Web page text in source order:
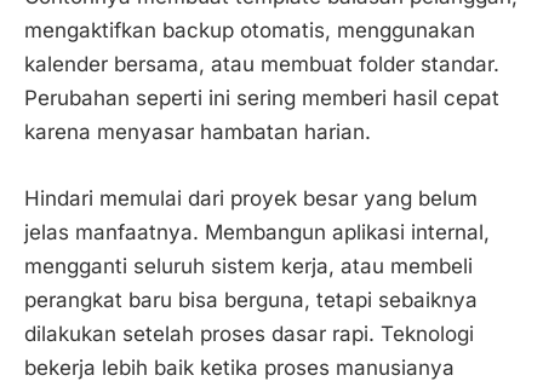
mengaktifkan backup otomatis, menggunakan
kalender bersama, atau membuat folder standar.
Perubahan seperti ini sering memberi hasil cepat
karena menyasar hambatan harian.
Hindari memulai dari proyek besar yang belum
jelas manfaatnya. Membangun aplikasi internal,
mengganti seluruh sistem kerja, atau membeli
perangkat baru bisa berguna, tetapi sebaiknya
dilakukan setelah proses dasar rapi. Teknologi
bekerja lebih baik ketika proses manusianya